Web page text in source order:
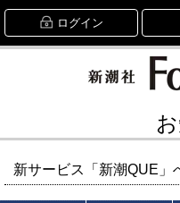
ログイン
新サービス「新潮QUE」